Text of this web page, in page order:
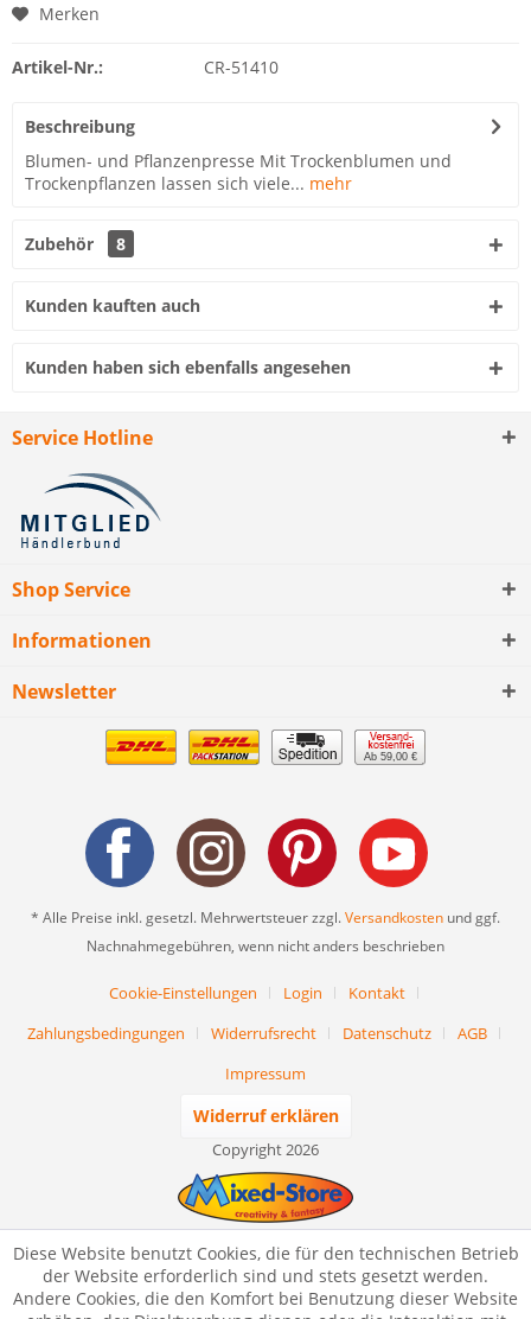
Merken
Artikel-Nr.: CR-51410
Beschreibung
Blumen- und Pflanzenpresse Mit Trockenblumen und
Trockenpflanzen lassen sich viele... mehr
Zubehör 8
Kunden kauften auch
Kunden haben sich ebenfalls angesehen
Service Hotline
Shop Service
Informationen
Newsletter
Ab 59,00 €
* Alle Preise inkl. gesetzl. Mehrwertsteuer zzgl.Versandkosten und ggf.
Nachnahmegebühren, wenn nicht anders beschrieben
Cookie-Einstellungen Login
Kontakt
Zahlungsbedingungen
Widerrufsrecht Datenschutz
AGB
Impressum
Widerruf erklären
Copyright 2026
Diese Website benutzt Cookies, die für den technischen Betrieb
der Website erforderlich sind und stets gesetzt werden.
Andere Cookies, die den Komfort bei Benutzung dieser Website